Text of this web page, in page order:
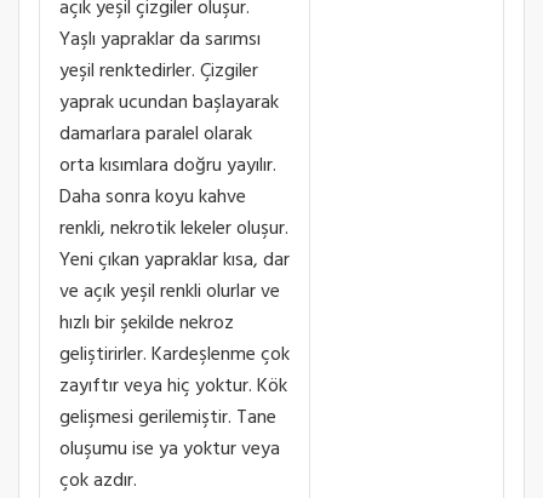
açık yeşil çizgiler oluşur.
Yaşlı yapraklar da sarımsı
yeşil renktedirler. Çizgiler
yaprak ucundan başlayarak
damarlara paralel olarak
orta kısımlara doğru yayılır.
Daha sonra koyu kahve
renkli, nekrotik lekeler oluşur.
Yeni çıkan yapraklar kısa, dar
ve açık yeşil renkli olurlar ve
hızlı bir şekilde nekroz
geliştirirler. Kardeşlenme çok
zayıftır veya hiç yoktur. Kök
gelişmesi gerilemiştir. Tane
oluşumu ise ya yoktur veya
çok azdır.